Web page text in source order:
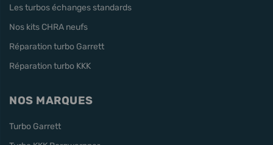
Les turbos échanges standards
Nos kits CHRA neufs
Réparation turbo Garrett
Réparation turbo KKK
NOS MARQUES
Turbo Garrett